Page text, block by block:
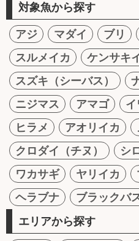
対象魚から探す
アジ マダイ ブリ
スルメイカ
ケンサキ
スズキ（シーバス）
ニジマス
アマゴ
ヒラメ
アオリイカ
クロダイ（チヌ）
シ
ワカサギ
ヤリイカ
ヘラブナ
ブラックバ
エリアから探す